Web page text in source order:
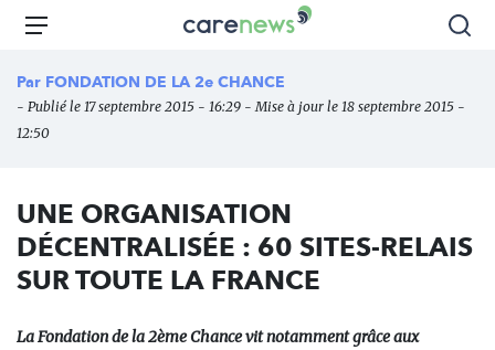
Aller
principal
Carenews,
média
des
Menu
Par FONDATION DE LA 2e CHANCE
- Publié le 17 septembre 2015 - 16:29 - Mise à jour le 18 septembre 2015 -
12:50
UNE ORGANISATION
DÉCENTRALISÉE : 60 SITES-RELAIS
SUR TOUTE LA FRANCE
La Fondation de la 2ème Chance vit notamment grâce aux